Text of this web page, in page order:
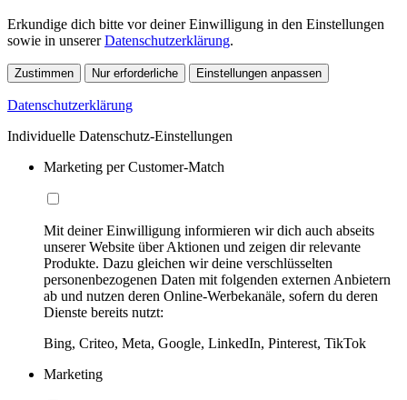
Erkundige dich bitte vor deiner Einwilligung in den Einstellungen
sowie in unsererDatenschutzerklärung.
Zustimmen Nur erforderliche Einstellungen anpassen
Datenschutzerklärung
Individuelle Datenschutz-Einstellungen
Marketing per Customer-Match
Mit deiner Einwilligung informieren wir dich auch abseits
unserer Website über Aktionen und zeigen dir relevante
Produkte. Dazu gleichen wir deine verschlüsselten
personenbezogenen Daten mit folgenden externen Anbietern
ab und nutzen deren Online-Werbekanäle, sofern du deren
Dienste bereits nutzt:
Bing, Criteo, Meta, Google, LinkedIn, Pinterest, TikTok
Marketing